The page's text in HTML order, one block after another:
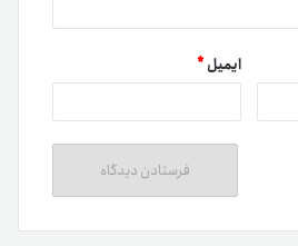
ایمیل*